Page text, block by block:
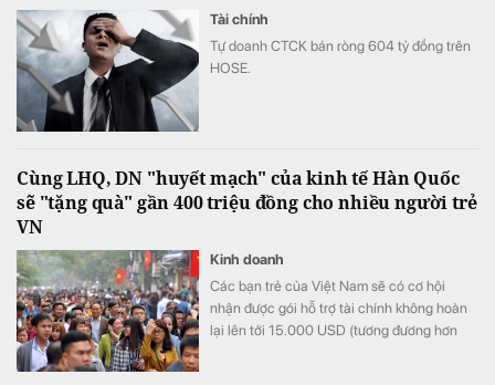
Tài chính
Tự doanh CTCK bán ròng 604 tỷ đồng trên
HOSE.
Cùng LHQ, DN "huyết mạch" của kinh tế Hàn Quốc
sẽ "tặng quà" gần 400 triệu đồng cho nhiều người trẻ
VN
Kinh doanh
Các bạn trẻ của Việt Nam sẽ có cơ hội
nhận được gói hỗ trợ tài chính không hoàn
lại lên tới 15.000 USD (tương đương hơn